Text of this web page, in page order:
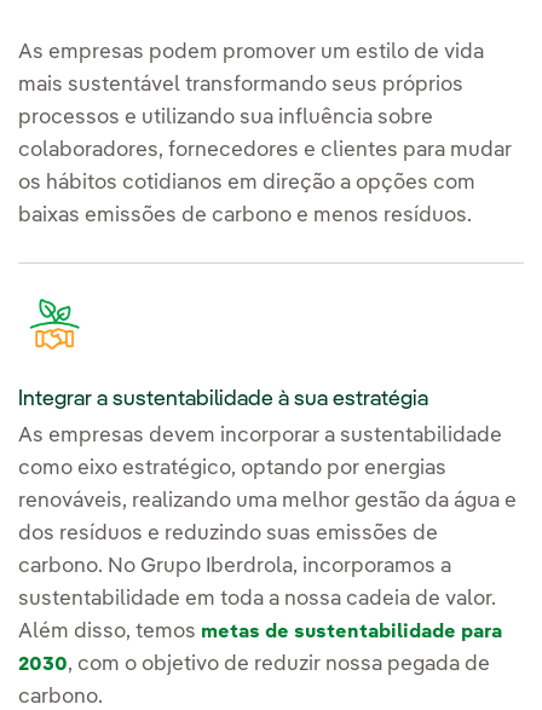
As empresas podem promover um estilo de vida
mais sustentável transformando seus próprios
processos e utilizando sua influência sobre
colaboradores, fornecedores e clientes para mudar
os hábitos cotidianos em direção a opções com
baixas emissões de carbono e menos resíduos.
Integrar a sustentabilidade à sua estratégia
As empresas devem incorporar a sustentabilidade
como eixo estratégico, optando por energias
renováveis, realizando uma melhor gestão da água e
dos resíduos e reduzindo suas emissões de
carbono. No Grupo Iberdrola, incorporamos a
sustentabilidade em toda a nossa cadeia de valor.
Além disso, temos metas de sustentabilidade para
2030, com o objetivo de reduzir nossa pegada de
carbono.